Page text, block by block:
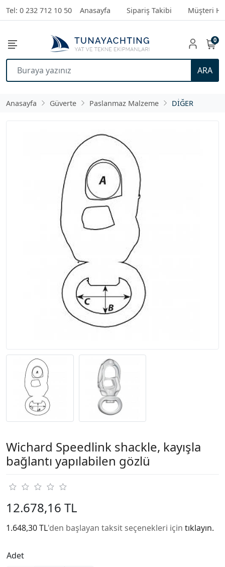
Tel: 0 232 712 10 50 Anasayfa Sipariş Takibi Müşteri
ARA
0
Anasayfa Güverte Paslanmaz Malzeme DİĞER
Wichard Speedlink shackle, kayışla
bağlantı yapılabilen gözlü
12.678,16 TL
1.648,30 TL'den başlayan taksit seçenekleri için tıklayın.
Adet